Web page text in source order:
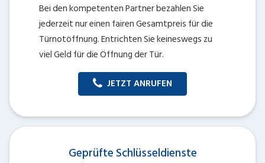
Bei den kompetenten Partner bezahlen Sie
jederzeit nur einen fairen Gesamtpreis für die
Türnotöffnung. Entrichten Sie keineswegs zu
viel Geld für die Öffnung der Tür.
JETZT ANRUFEN
Geprüfte Schlüsseldienste